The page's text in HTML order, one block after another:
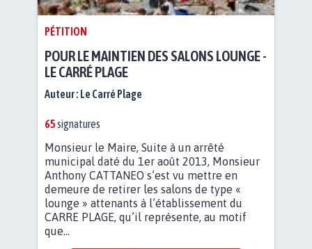
PÉTITION
POUR LE MAINTIEN DES SALONS LOUNGE -
LE CARRÉ PLAGE
Auteur : Le Carré Plage
65signatures
Monsieur le Maire, Suite à un arrêté
municipal daté du 1er août 2013, Monsieur
Anthony CATTANEO s’est vu mettre en
demeure de retirer les salons de type «
lounge » attenants à l’établissement du
CARRE PLAGE, qu’il représente, au motif
que...